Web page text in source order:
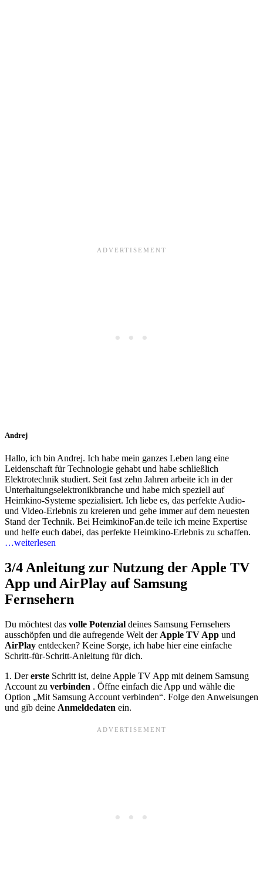
Andrej
Hallo, ich bin Andrej. Ich habe mein ganzes Leben lang eine
Leidenschaft für Technologie gehabt und habe schließlich
Elektrotechnik studiert. Seit fast zehn Jahren arbeite ich in der
Unterhaltungselektronikbranche und habe mich speziell auf
Heimkino-Systeme spezialisiert. Ich liebe es, das perfekte Audio-
und Video-Erlebnis zu kreieren und gehe immer auf dem neuesten
Stand der Technik. Bei HeimkinoFan.de teile ich meine Expertise
und helfe euch dabei, das perfekte Heimkino-Erlebnis zu schaffen.
…weiterlesen
3/4 Anleitung zur Nutzung der Apple TV
App und AirPlay auf Samsung
Fernsehern
Du möchtest das volle Potenzial deines Samsung Fernsehers
ausschöpfen und die aufregende Welt der Apple TV App und
AirPlay entdecken? Keine Sorge, ich habe hier eine einfache
Schritt-für-Schritt-Anleitung für dich.
1. Dererste Schritt ist, deine Apple TV App mit deinem Samsung
Account zu verbinden . Öffne einfach die App und wähle die
Option „Mit Samsung Account verbinden“. Folge den Anweisungen
und gib deine Anmeldedaten ein.